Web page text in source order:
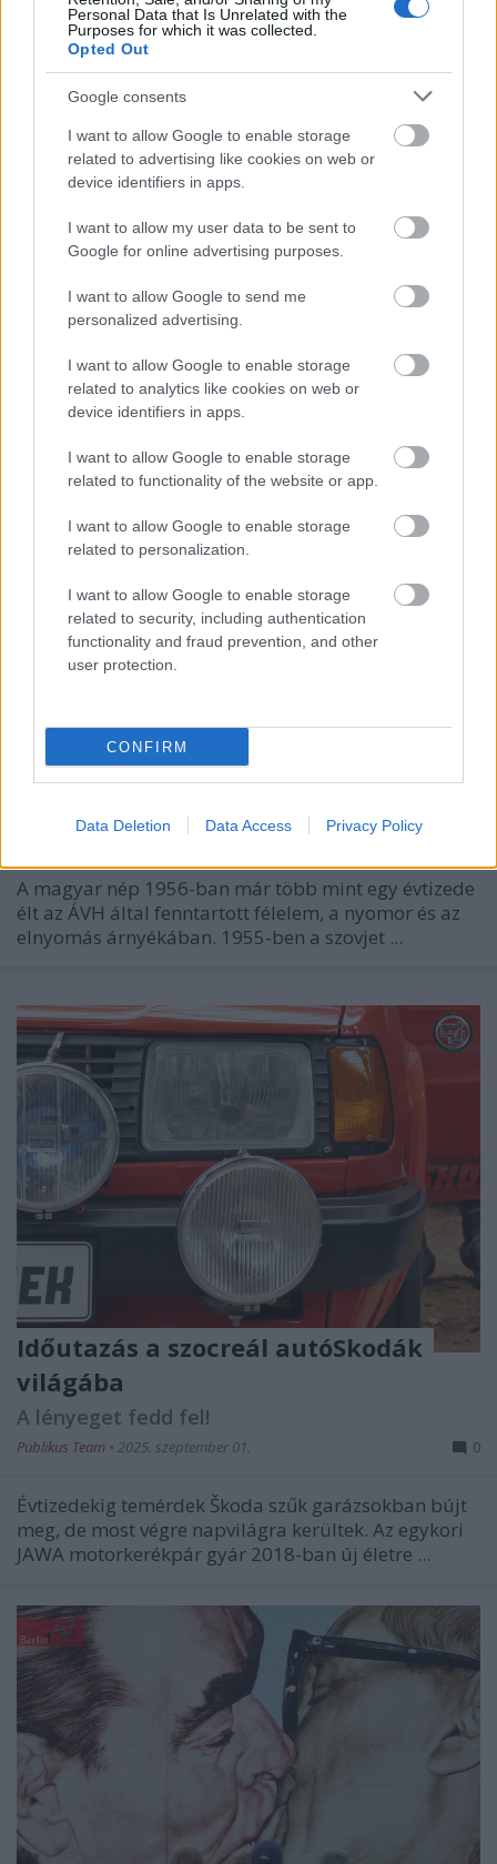
Personal Data that Is Unrelated with the
Purposes for which it was collected.
Opted Out
Google consents
I want to allow Google to enable storage
related to advertising like cookies on web or
device identifiers in apps.
I want to allow my user data to be sent to
Google for online advertising purposes.
I want to allow Google to send me
personalized advertising.
I want to allow Google to enable storage
related to analytics like cookies on web or
device identifiers in apps.
I want to allow Google to enable storage
related to functionality of the website or app.
I want to allow Google to enable storage
related to personalization.
I want to allow Google to enable storage
related to security, including authentication
functionality and fraud prevention, and other
user protection.
CONFIRM
Data Deletion Data Access Privacy Policy
Déli harangszó
Nándorfehérvári diadal
Publikus Team• 2025. december 27.
A görög vagy bolgár tengerpart felé utazók egyaránt
grad = város), Belgrádot ...
1956: Akkor és most
Publikus Team •2025. november 03.
A magyar nép 1956-ban már több mint egy évtizede
élt az ÁVH által fenntartott félelem, a nyomor és az
elnyomás árnyékában. 1955-ben a szovjet ...
Időutazás a szocreál autóSkodák
világába
A lényeget fedd fel!
Publikus Team • 2025. szeptember 01. 0
Évtizedekig temérdek Škoda szűk garázsokban bújt
meg, de most végre napvilágra kerültek. Az egykori
JAWA motorkerékpár gyár 2018-ban új életre ...